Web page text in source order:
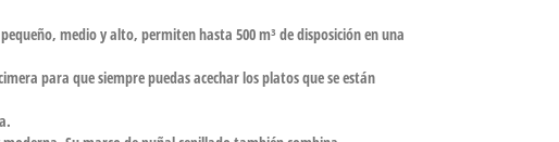
medio y alto, permiten hasta 500 m³ de disposición en una
para que siempre puedas acechar los platos que se están